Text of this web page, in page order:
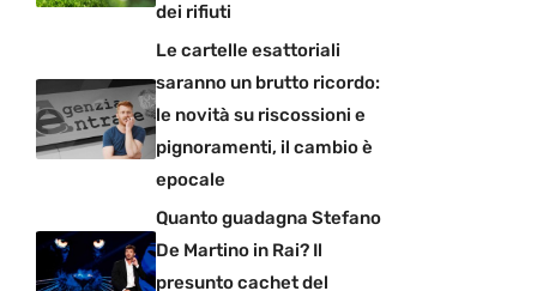
dei rifiuti
Le cartelle esattoriali
saranno un brutto ricordo:
le novità su riscossioni e
pignoramenti, il cambio è
epocale
Quanto guadagna Stefano
De Martino in Rai? Il
presunto cachet del